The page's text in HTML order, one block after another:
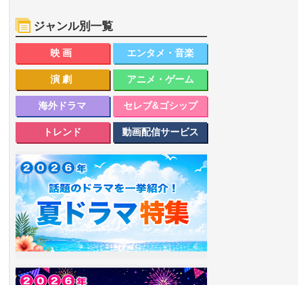
ジャンル別一覧
映画 エンタメ・音楽
演劇 アニメ・ゲーム
海外ドラマ セレブ&ゴシップ
トレンド 動画配信サービス